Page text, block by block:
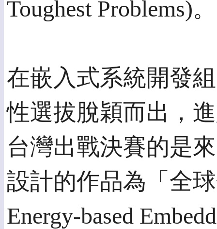
Toughest Problems)。
在嵌入式系統開發
性選拔脫穎而出，
台灣出戰決賽的是
設計的作品為「全
Energy-based